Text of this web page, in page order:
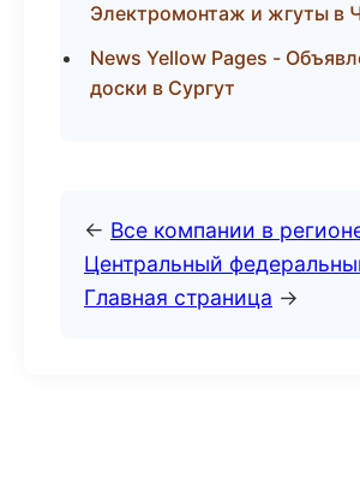
Электромонтаж и жгуты в
News Yellow Pages -
доски в Сургут
← Все компании в
Центральный
Главная страница →